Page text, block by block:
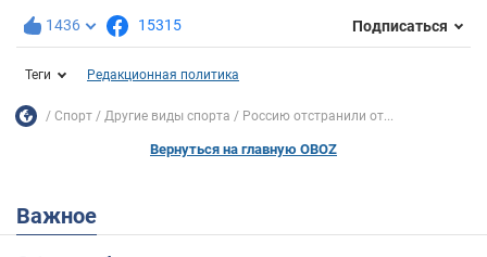
1436 15315 Подписаться
Теги Редакционная политика
Спорт Другие виды спорта Россию отстранили от...
Вернуться на главную OBOZ
Важное